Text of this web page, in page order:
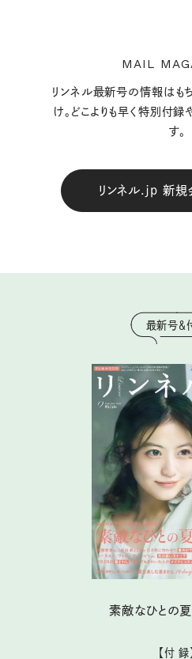
MAIL
リンネル最新号の情報はも
け。どこよりも早く特別付録
す。
リンネル.jp 新規
最新号＆
素敵なひとの夏
【付 録】